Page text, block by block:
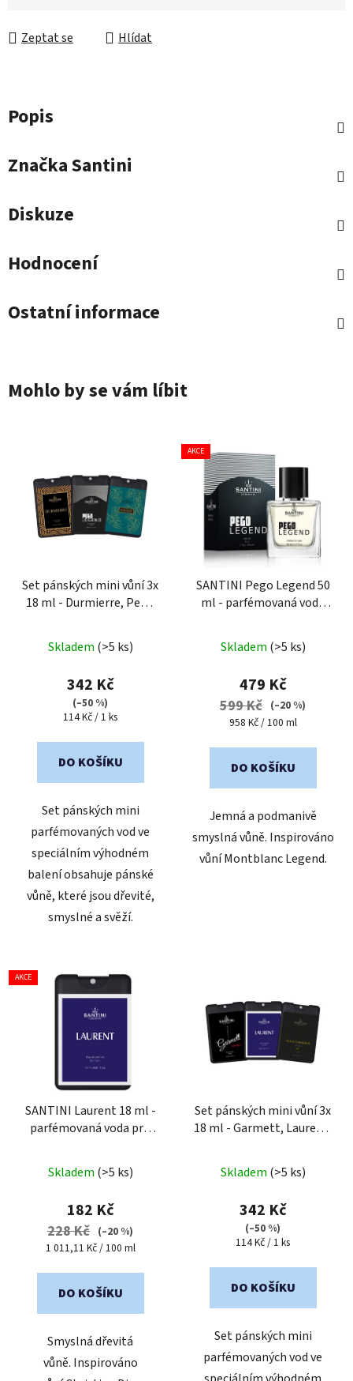
Zeptat se Hlídat
Popis
ZnačkaSantini
Diskuze
Hodnocení
Ostatní informace
Mohlo by se vám líbit
Set pánských mini vůní 3x
18 ml - Durmierre, Pego
Skladem (>5 ks)
342 Kč
(–50 %)
Měrná
114 Kč / 1 ks
DO KOŠÍKU
Set pánských mini
parfémovaných vod ve
speciálním výhodném
balení obsahuje pánské
vůně, které jsou dřevité,
smyslné a svěží.
AKCE
SANTINI Pego Legend 50
ml - parfémovaná voda
hodnocení
produktu
je
5,0
5
Skladem (>5 ks)
479 Kč
599 Kč (–20 %)
Měrná
958 Kč / 100 ml
DO KOŠÍKU
Jemná a podmanivě
smyslná vůně. Inspirováno
vůní Montblanc Legend.
AKCE
SANTINI Laurent 18 ml -
parfémovaná voda pro
balení
Skladem (>5 ks)
182 Kč
228 Kč (–20 %)
Měrná
1 011,11 Kč / 100 ml
DO KOŠÍKU
Smyslná dřevitá
vůně. Inspirováno
Set pánských mini vůní 3x
18 ml - Garmett, Laurent,
Skladem (>5 ks)
342 Kč
(–50 %)
Měrná
114 Kč / 1 ks
DO KOŠÍKU
Set pánských mini
parfémovaných vod ve